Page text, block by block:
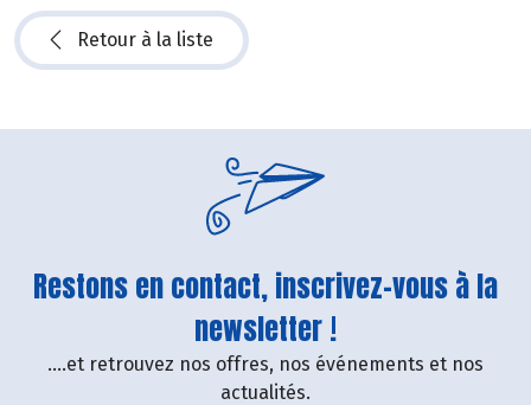
Retour à la liste
Restons en contact, inscrivez-vous à la
newsletter !
....et retrouvez nos offres, nos événements et nos
actualités.